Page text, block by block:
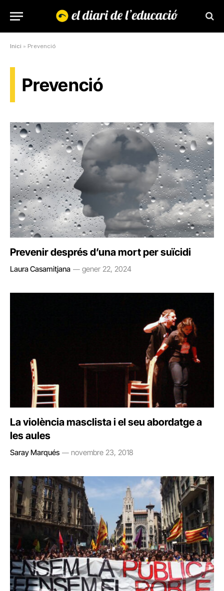
Inici » Prevenció
Prevenció
Prevenir després d’una mort per suïcidi
Laura Casamitjana gener 22, 2024
La violència masclista i el seu abordatge a
les aules
Saray Marqués novembre 23, 2018